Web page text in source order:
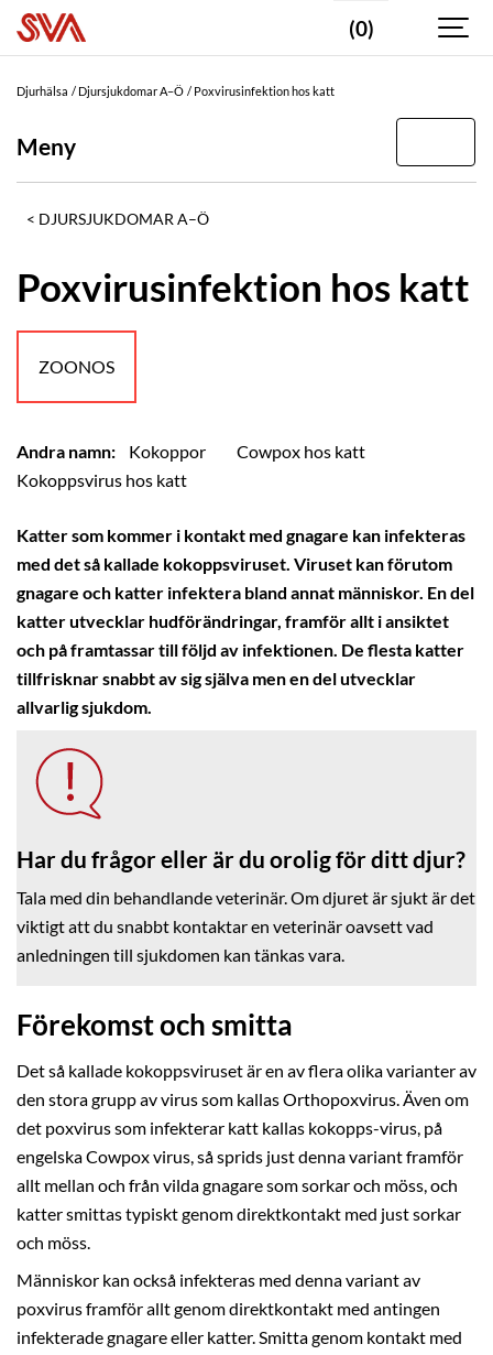
(0)
Djurhälsa Djursjukdomar A–Ö Poxvirusinfektion hos katt
Meny
DJURSJUKDOMAR A–Ö
Poxvirusinfektion hos katt
ZOONOS
Andra namn: Kokoppor
Cowpox hos katt
Kokoppsvirus hos katt
Katter som kommer i kontakt med gnagare kan infekteras
med det så kallade kokoppsviruset. Viruset kan förutom
gnagare och katter infektera bland annat människor. En del
katter utvecklar hudförändringar, framför allt i ansiktet
och på framtassar till följd av infektionen. De flesta katter
tillfrisknar snabbt av sig själva men en del utvecklar
allvarlig sjukdom.
Har du frågor eller är du orolig för ditt djur?
Tala med din behandlande veterinär. Om djuret är sjukt är det
viktigt att du snabbt kontaktar en veterinär oavsett vad
anledningen till sjukdomen kan tänkas vara.
Förekomst och smitta
Det så kallade kokoppsviruset är en av flera olika varianter av
den stora grupp av virus som kallas Orthopoxvirus. Även om
det poxvirus som infekterar katt kallas kokopps-virus, på
engelska Cowpox virus, så sprids just denna variant framför
allt mellan och från vilda gnagare som sorkar och möss, och
katter smittas typiskt genom direktkontakt med just sorkar
och möss.
Människor kan också infekteras med denna variant av
poxvirus framför allt genom direktkontakt med antingen
infekterade gnagare eller katter. Smitta genom kontakt med